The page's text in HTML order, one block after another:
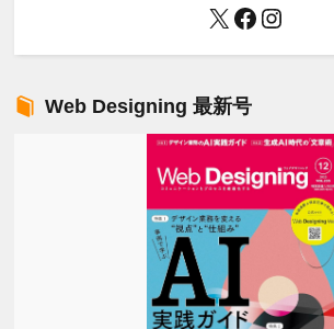
X Facebook
Web Designing 最新号